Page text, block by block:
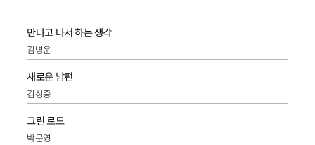
만나고 나서 하는 생각
김병운
새로운 남편
김성중
그린 로드
박문영